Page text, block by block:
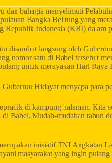
dan bahagia menyelimuti
Bangka Belitung yang
Republik Indonesia (KRI) dalam
disambut langsung oleh
nomor satu di Babel tersebut
untuk merayakan Hari Raya
Gubernur Hidayat menyapa para
di kampung halaman.
Babel. Mudah-mudahan tahun
inisiatif TNI Angkatan
masyarakat yang ingin